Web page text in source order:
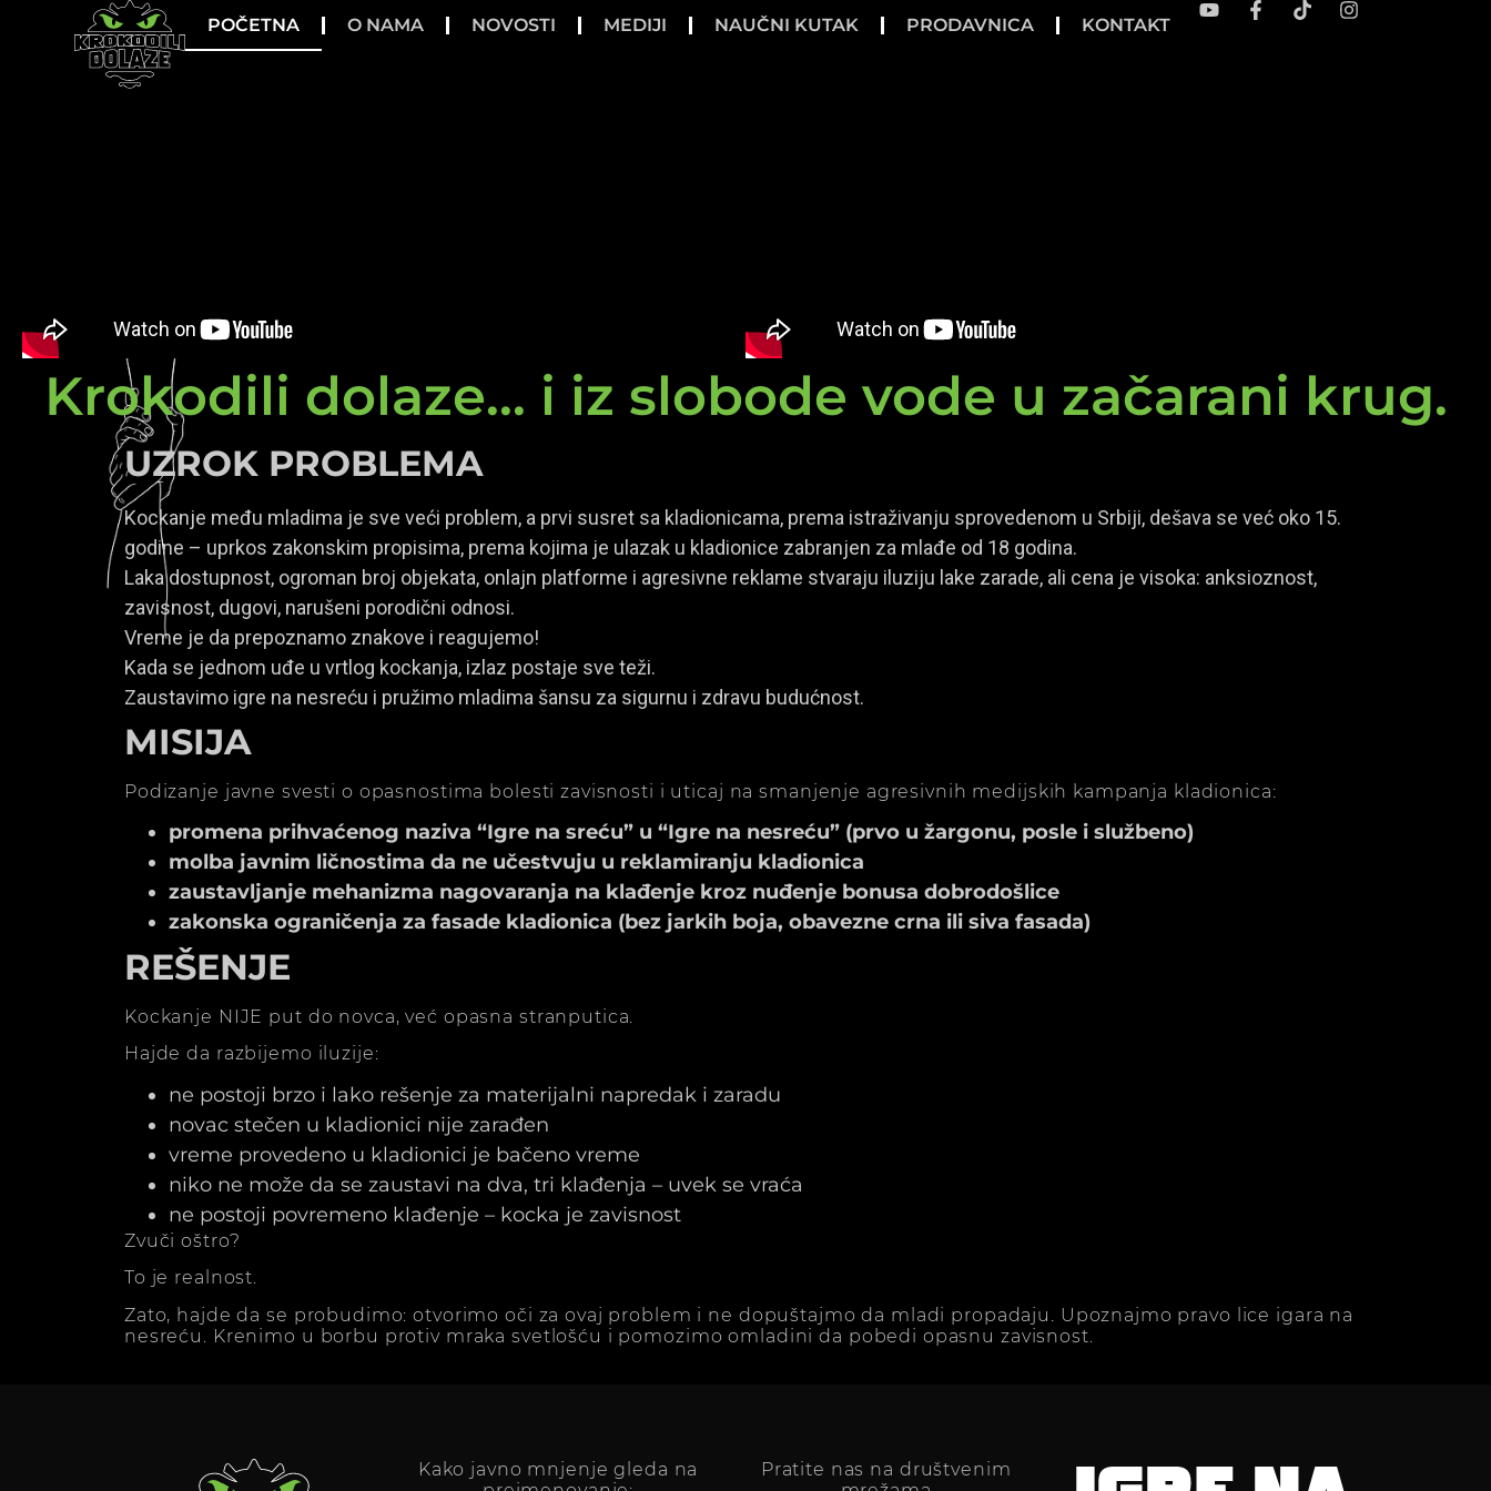
POČETNA O NAMA NOVOSTI MEDIJI NAUČNI KUTAK PRODAVNICA KONTAKT
Krokodili dolaze... i iz slobode vode u začarani krug.
UZROK PROBLEMA
Kockanje među mladima je sve veći problem, a prvi susret sa kladionicama, prema istraživanju sprovedenom u Srbiji, dešava se već oko 15.
godine – uprkos zakonskim propisima, prema kojima je ulazak u kladionice zabranjen za mlađe od 18 godina.
Laka dostupnost, ogroman broj objekata, onlajn platforme i agresivne reklame stvaraju iluziju lake zarade, ali cena je visoka: anksioznost,
zavisnost, dugovi, narušeni porodični odnosi.
Vreme je da prepoznamo znakove i reagujemo!
Kada se jednom uđe u vrtlog kockanja, izlaz postaje sve teži.
Zaustavimo igre na nesreću i pružimo mladima šansu za sigurnu i zdravu budućnost.
MISIJA
Podizanje javne svesti o opasnostima bolesti zavisnosti i uticaj na smanjenje agresivnih medijskih kampanja kladionica:
promena prihvaćenog naziva “Igre na sreću” u “Igre na nesreću” (prvo u žargonu, posle i službeno)
molba javnim ličnostima da ne učestvuju u reklamiranju kladionica
zaustavljanje mehanizma nagovaranja na klađenje kroz nuđenje bonusa dobrodošlice
zakonska ograničenja za fasade kladionica (bez jarkih boja, obavezne crna ili siva fasada)
REŠENJE
Kockanje NIJE put do novca, već opasna stranputica.
Hajde da razbijemo iluzije:
ne postoji brzo i lako rešenje za materijalni napredak i zaradu
novac stečen u kladionici nije zarađen
vreme provedeno u kladionici je bačeno vreme
niko ne može da se zaustavi na dva, tri klađenja – uvek se vraća
ne postoji povremeno klađenje – kocka je zavisnost
Zvuči oštro?
To je realnost.
Zato, hajde da se probudimo: otvorimo oči za ovaj problem i ne dopuštajmo da mladi propadaju. Upoznajmo pravo lice igara na
nesreću. Krenimo u borbu protiv mraka svetlošću i pomozimo omladini da pobedi opasnu zavisnost.
Kako javno mnjenje gleda na
Pratite nas na društvenim